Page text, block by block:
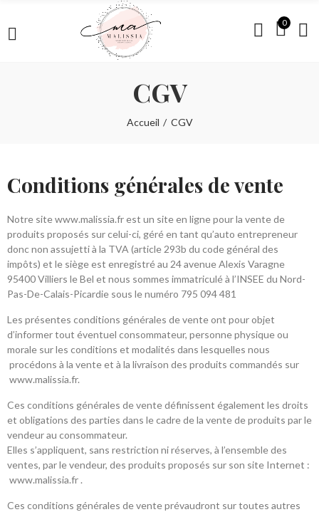
0
CGV
Accueil CGV
Conditions générales de vente
Notre site www.malissia.fr est un site en ligne pour la vente de
produits proposés sur celui-ci, géré en tant qu’auto entrepreneur
donc non assujetti à la TVA (article 293b du code général des
impôts) et le siège est enregistré au 24 avenue Alexis Varagne
95400 Villiers le Bel et nous sommes immatriculé à l’INSEE du Nord-
Pas-De-Calais-Picardie sous le numéro 795 094 481
Les présentes conditions générales de vente ont pour objet
d’informer tout éventuel consommateur, personne physique ou
morale sur les conditions et modalités dans lesquelles nous
procédons à la vente et à la livraison des produits commandés sur
www.malissia.fr.
Ces conditions générales de vente définissent également les droits
et obligations des parties dans le cadre de la vente de produits par le
vendeur au consommateur.
Elles s’appliquent, sans restriction ni réserves, à l’ensemble des
ventes, par le vendeur, des produits proposés sur son site Internet :
www.malissia.fr .
Ces conditions générales de vente prévaudront sur toutes autres